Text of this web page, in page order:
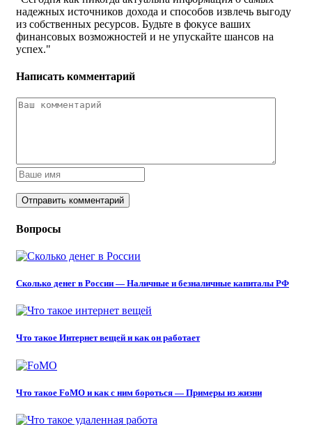
надежных источников дохода и способов извлечь выгоду
из собственных ресурсов. Будьте в фокусе ваших
финансовых возможностей и не упускайте шансов на
успех."
Написать комментарий
Вопросы
Сколько денег в России — Наличные и безналичные капиталы РФ
Что такое Интернет вещей и как он работает
Что такое FoMO и как с ним бороться — Примеры из жизни